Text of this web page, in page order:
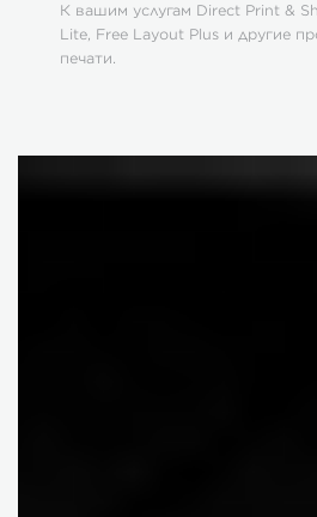
К вашим услугам Direct Print &
Lite, Free Layout Plus и другие
печати.